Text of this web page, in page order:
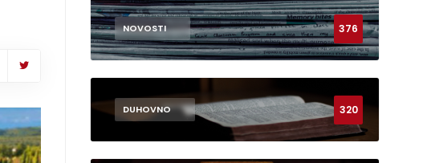
NOVOSTI 376
DUHOVNO 320